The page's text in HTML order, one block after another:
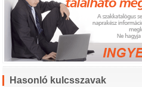
Hasonló kulcsszavak